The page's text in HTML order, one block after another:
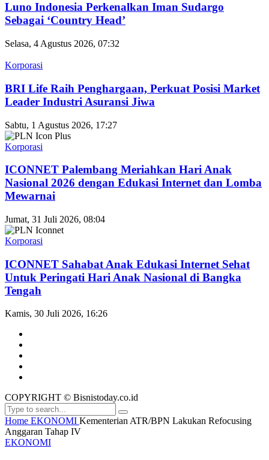
Luno Indonesia Perkenalkan Iman Sudargo
Sebagai ‘Country Head’
Selasa, 4 Agustus 2026, 07:32
Korporasi
BRI Life Raih Penghargaan, Perkuat Posisi Market
Leader Industri Asuransi Jiwa
Sabtu, 1 Agustus 2026, 17:27
Korporasi
ICONNET Palembang Meriahkan Hari Anak
Nasional 2026 dengan Edukasi Internet dan Lomba
Mewarnai
Jumat, 31 Juli 2026, 08:04
Korporasi
ICONNET Sahabat Anak Edukasi Internet Sehat
Untuk Peringati Hari Anak Nasional di Bangka
Tengah
Kamis, 30 Juli 2026, 16:26
COPYRIGHT © Bisnistoday.co.id
Home EKONOMI Kementerian ATR/BPN Lakukan Refocusing
Anggaran Tahap IV
EKONOMI